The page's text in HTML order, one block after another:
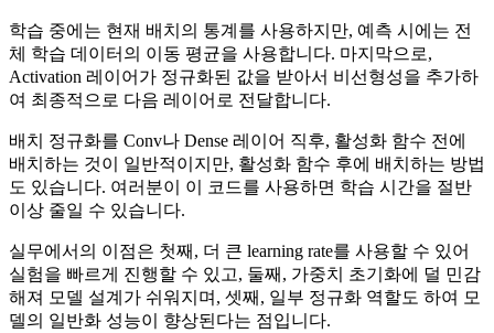
학습 중에는 현재 배치의 통계를 사용하지만, 예측 시에는 전
체 학습 데이터의 이동 평균을 사용합니다. 마지막으로,
Activation 레이어가 정규화된 값을 받아서 비선형성을 추가하
여 최종적으로 다음 레이어로 전달합니다.
배치 정규화를 Conv나 Dense 레이어 직후, 활성화 함수 전에
배치하는 것이 일반적이지만, 활성화 함수 후에 배치하는 방법
도 있습니다. 여러분이 이 코드를 사용하면 학습 시간을 절반
이상 줄일 수 있습니다.
실무에서의 이점은 첫째, 더 큰 learning rate를 사용할 수 있어
실험을 빠르게 진행할 수 있고, 둘째, 가중치 초기화에 덜 민감
해져 모델 설계가 쉬워지며, 셋째, 일부 정규화 역할도 하여 모
델의 일반화 성능이 향상된다는 점입니다.